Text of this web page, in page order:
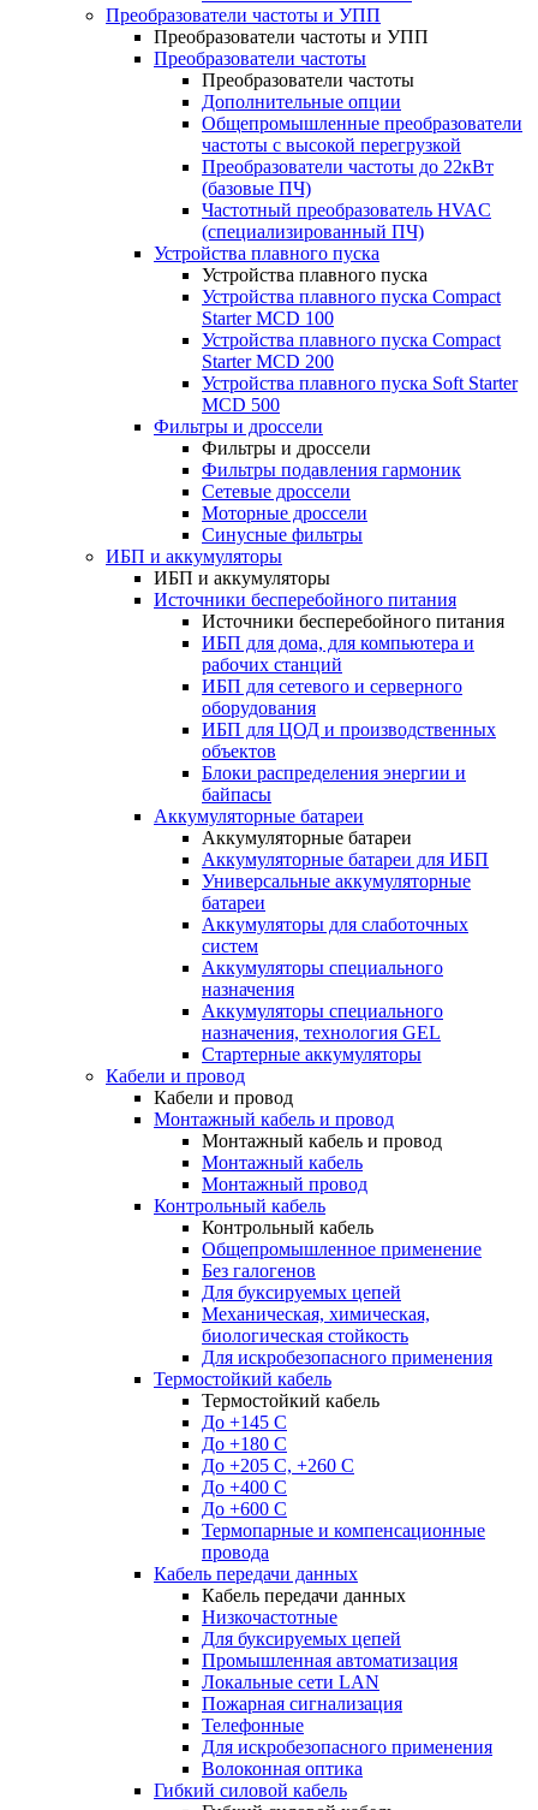
Преобразователи частоты и УПП
Преобразователи частоты и УПП
Преобразователи частоты
Преобразователи частоты
Дополнительные опции
Общепромышленные преобразователи
частоты с высокой перегрузкой
Преобразователи частоты до 22кВт
(базовые ПЧ)
Частотный преобразователь HVAC
(специализированный ПЧ)
Устройства плавного пуска
Устройства плавного пуска
Устройства плавного пуска Compact
Starter MCD 100
Устройства плавного пуска Compact
Starter MCD 200
Устройства плавного пуска Soft Starter
MCD 500
Фильтры и дроссели
Фильтры и дроссели
Фильтры подавления гармоник
Сетевые дроссели
Моторные дроссели
Синусные фильтры
ИБП и аккумуляторы
ИБП и аккумуляторы
Источники бесперебойного питания
Источники бесперебойного питания
ИБП для дома, для компьютера и
рабочих станций
ИБП для сетевого и серверного
оборудования
ИБП для ЦОД и производственных
объектов
Блоки распределения энергии и
байпасы
Аккумуляторные батареи
Аккумуляторные батареи
Аккумуляторные батареи для ИБП
Универсальные аккумуляторные
батареи
Аккумуляторы для слаботочных
систем
Аккумуляторы специального
назначения
Аккумуляторы специального
назначения, технология GEL
Стартерные аккумуляторы
Кабели и провод
Кабели и провод
Монтажный кабель и провод
Монтажный кабель и провод
Монтажный кабель
Монтажный провод
Контрольный кабель
Контрольный кабель
Общепромышленное применение
Без галогенов
Для буксируемых цепей
Механическая, химическая,
биологическая стойкость
Для искробезопасного применения
Термостойкий кабель
Термостойкий кабель
До +145 С
До +180 C
До +205 С, +260 С
До +400 C
До +600 С
Термопарные и компенсационные
провода
Кабель передачи данных
Кабель передачи данных
Низкочастотные
Для буксируемых цепей
Промышленная автоматизация
Локальные сети LAN
Пожарная сигнализация
Телефонные
Для искробезопасного применения
Волоконная оптика
Гибкий силовой кабель